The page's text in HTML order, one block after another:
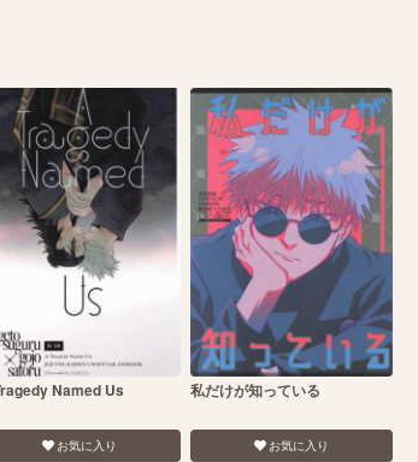
Named Us
お気に入り
私だけが知っている
お気に入り